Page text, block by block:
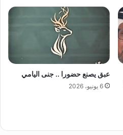
عبق يصنع حضورا .. جنى اليامي
6 يونيو، 2026